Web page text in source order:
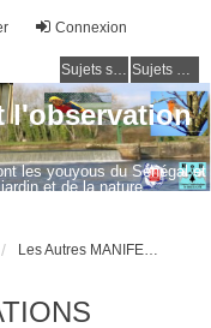
Connexion
Sujets sans réponse Sujets actifs
l'observation
les youyous du Sénégal et
et de la nature.